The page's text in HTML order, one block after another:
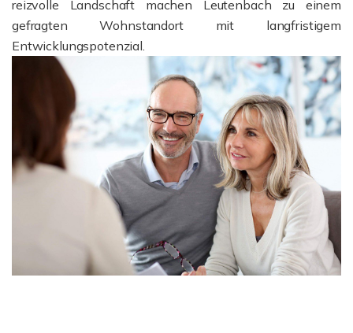
reizvolle Landschaft machen Leutenbach zu einem
gefragten Wohnstandort mit langfristigem
Entwicklungspotenzial.